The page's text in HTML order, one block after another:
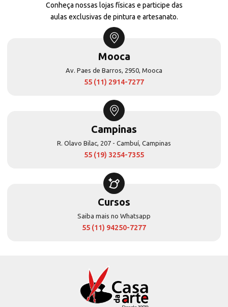
Conheça nossas lojas físicas e participe das
aulas exclusivas de pintura e artesanato.
Mooca
Av. Paes de Barros, 2950, Mooca
55 (11) 2914-7277
Campinas
R. Olavo Bilac, 207 - Cambuí, Campinas
55 (19) 3254-7355
Cursos
Saiba mais no Whatsapp
55 (11) 94250-7277